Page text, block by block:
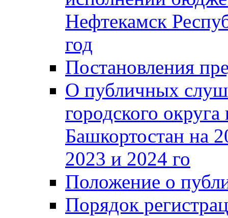
Нефтекамск
год
Постановления
О публичных
городского
Башкортостан на
2023 и 2024 го
Положение о
Порядок